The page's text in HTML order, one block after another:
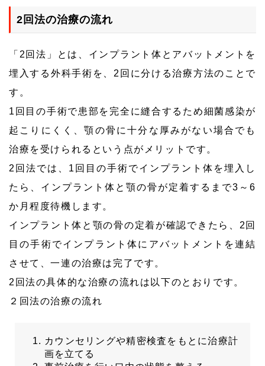
2回法の治療の流れ
「2回法」とは、インプラント体とアバットメントを
埋入する外科手術を、2回に分ける治療方法のことで
す。
1回目の手術で患部を完全に縫合するため細菌感染が
起こりにくく、顎の骨に十分な厚みがない場合でも
治療を受けられるという点がメリットです。
2回法では、1回目の手術でインプラント体を埋入し
たら、インプラント体と顎の骨が定着するまで3～6
か月程度待機します。
インプラント体と顎の骨の定着が確認できたら、2回
目の手術でインプラント体にアバットメントを連結
させて、一連の治療は完了です。
2回法の具体的な治療の流れは以下のとおりです。
２回法の治療の流れ
カウンセリングや精密検査をもとに治療計
画を立てる